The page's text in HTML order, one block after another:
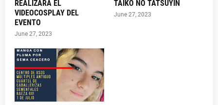
REALIZARÁ EL
VIDEOCOSPLAY DEL
EVENTO
June 27, 2023
TAIKO NO TATSUYIN
June 27, 2023